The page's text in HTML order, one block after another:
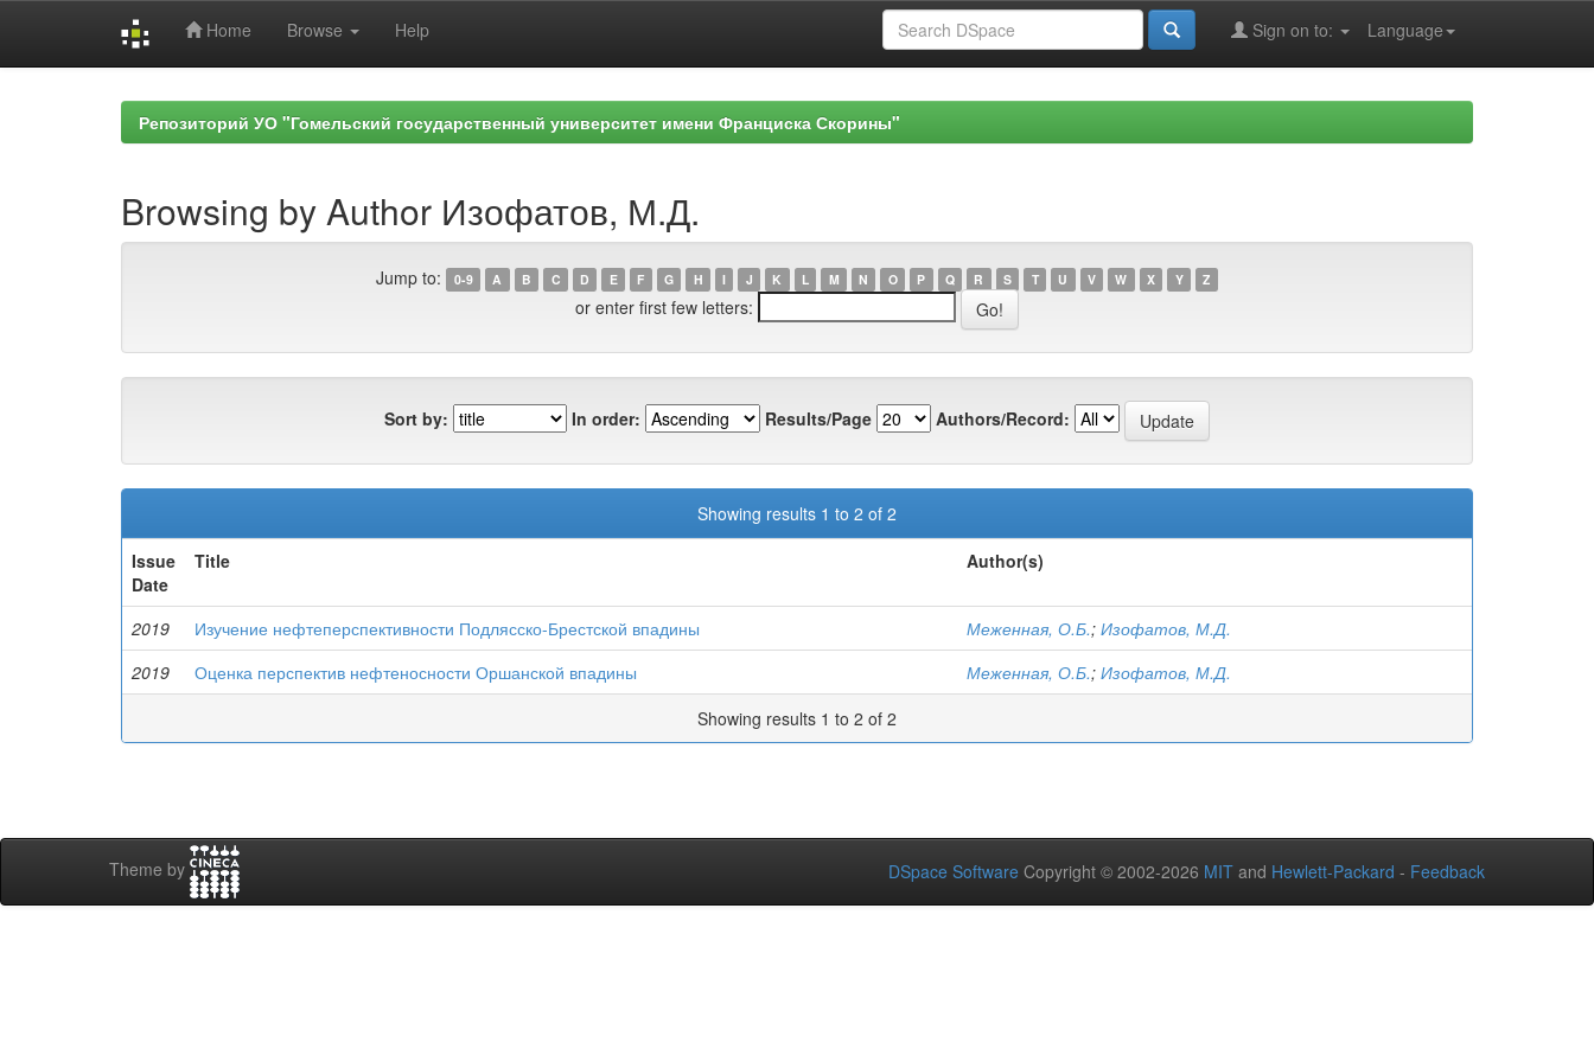
Home Browse Help Language
Sign on to:
Репозиторий УО "Гомельский государственный университет имени Франциска Скорины"
Browsing by Author Изофатов, М.Д.
Jump to: 0-9 A B C D E F G H I J K L M N O P Q R S T U V W X Y Z
or enter first few letters:
Sort by: In order: Results/Page Authors/Record:
Showing results 1 to 2 of 2
Issue
Date
Title Author(s)
2019 Изучение нефтеперспективности Подлясско-Брестской впадины Меженная, О.Б.; Изофатов, М.Д.
2019
Оценка перспектив нефтеносности Оршанской впадины Меженная, О.Б.; Изофатов, М.Д.
Showing results 1 to 2 of 2
Theme by DSpace Software Copyright © 2002-2026 MIT and Hewlett-Packard - Feedback